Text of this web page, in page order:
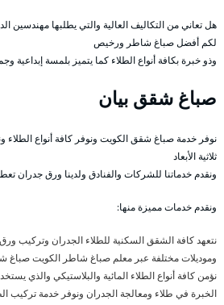
هل تعاني من التكاليف العالية والتي يطلبها مهندسين
لكم أفضل صباغ شاطر ورخيص
وذو خبرة بكافة أنواع الطلاء كما يتميز بلمسة إبداعية
صباغ شقق بيان
نوفر خدمة صباغ شقق الكويت ونوفر كافة أنواع
ثلاثية الأبعاد
ونقدم خدماتنا للشركات والفنادق ولدينا ورق جدران
ونقدم خدمات مميزة منها:
نتعهد كافة الشقق السكنية للطلاء الجدران وتركيب
وموديلات مختلفة عبر معلم صباغ شاطر الكويت صباغ
نؤمن كافة أنواع الطلاء المائية والبلاستيكي والذي
الخبرة في طلاء ومعالجة الجدران ونوفر خدمة تركيب